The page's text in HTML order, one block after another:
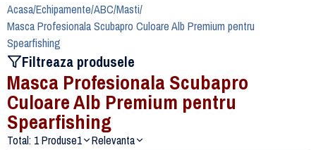
Acasa/Echipamente/ABC/Masti/
Masca Profesionala Scubapro Culoare Alb Premium pentru
Spearfishing
Filtreaza produsele
Masca Profesionala Scubapro
Culoare Alb Premium pentru
Spearfishing
Total: 1 Produse1 Relevanta